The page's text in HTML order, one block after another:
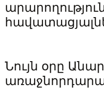
Նույն օրը